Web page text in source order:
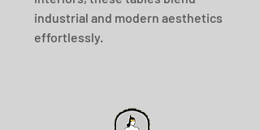
industrial and modern aesthetics
effortlessly.